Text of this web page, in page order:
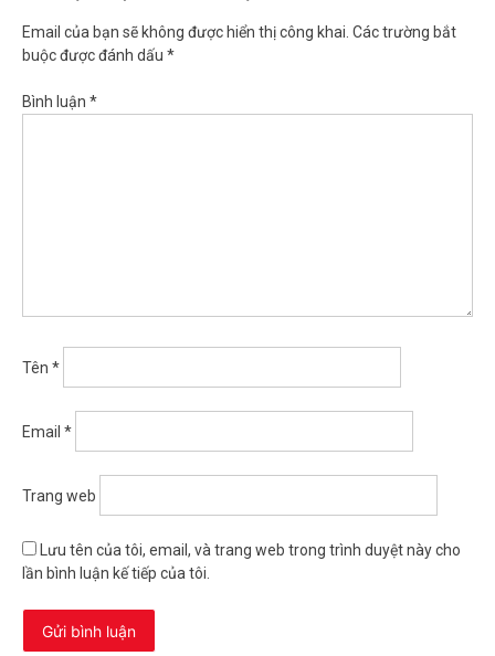
Email của bạn sẽ không được hiển thị công khai. Các trường bắt
buộc được đánh dấu *
Bình luận *
Tên *
Email *
Trang web
Lưu tên của tôi, email, và trang web trong trình duyệt này cho
lần bình luận kế tiếp của tôi.